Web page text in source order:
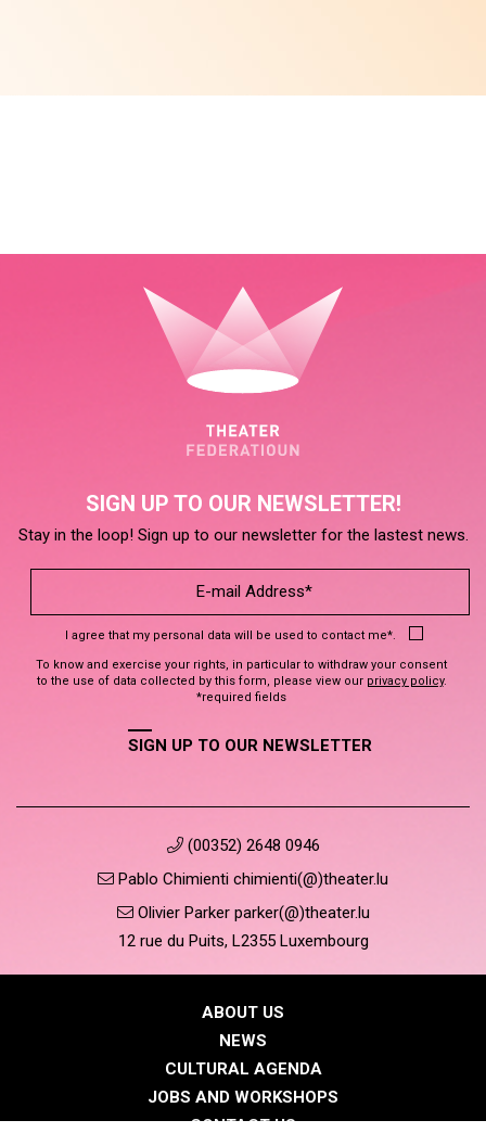
SIGN UP TO OUR NEWSLETTER!
Stay in the loop! Sign up to our newsletter for the lastest news.
I agree that my personal data will be used to contact me*.
To know and exercise your rights, in particular to withdraw your consent
to the use of data collected by this form, please view our privacy policy.
*required fields
SIGN UP TO OUR NEWSLETTER
(00352) 2648 0946
Pablo Chimienti chimienti(@)theater.lu
Olivier Parker parker(@)theater.lu
12 rue du Puits, L2355 Luxembourg
ABOUT US
NEWS
CULTURAL AGENDA
JOBS AND WORKSHOPS
CONTACT US